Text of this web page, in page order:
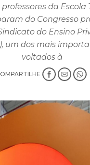
da Escola
do Congresso
do Ensino
um dos mais
voltados à